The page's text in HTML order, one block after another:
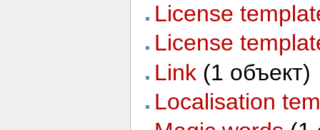
License
License
Link‏‎ (1 объект)
Localisation